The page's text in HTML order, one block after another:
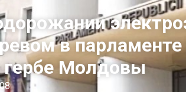
в парламенте
гербе Молдовы